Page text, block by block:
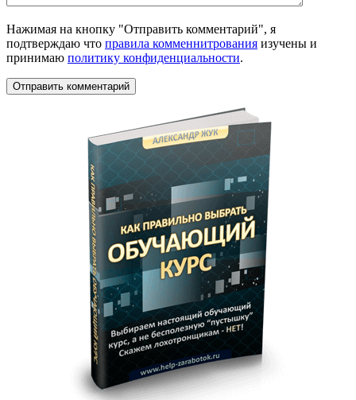
Нажимая на кнопку "Отправить комментарий", я
подтверждаю что правила комменнитрования изучены и
принимаю политику конфиденциальности.